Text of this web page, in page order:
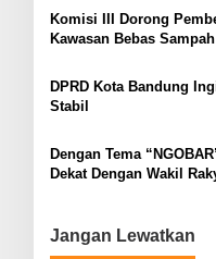
Komisi III Dorong
Kawasan Bebas
DPRD Kota Bandung
Stabil
Dengan Tema
Dekat Dengan Wakil
Jangan Lewatkan